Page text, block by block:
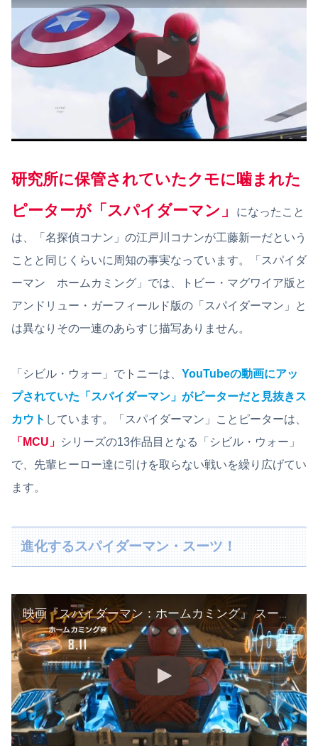
研究所に保管されていたクモに噛まれた
ピーターが「 スパイダーマン」 になったこと
は、「名探偵コナン」の江戸川コナンが工藤新一だという
ことと同じくらいに周知の事実なっています。「スパイダ
ーマン ホームカミング」では、トビー・マグワイア版と
アンドリュー・ガーフィールド版の「スパイダーマン」と
は異なりその一連のあらすじ描写ありません。
「シビル・ウォー」でトニーは、 YouTubeの動画にアッ
プされていた「スパイダーマン」がピーターだと見抜きス
カウト しています。「スパイダーマン」ことピーターは、
「MCU」 シリーズの13作品目となる「シビル・ウォー」
で、先輩ヒーロー達に引けを取らない戦いを繰り広げてい
ます。
進化するスパイダーマン・スーツ！
映画『スパイダーマン：ホームカミング』 スーツ編